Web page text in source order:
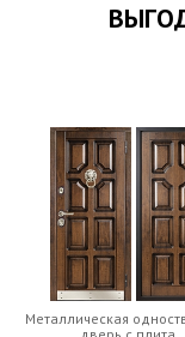
Металлическая